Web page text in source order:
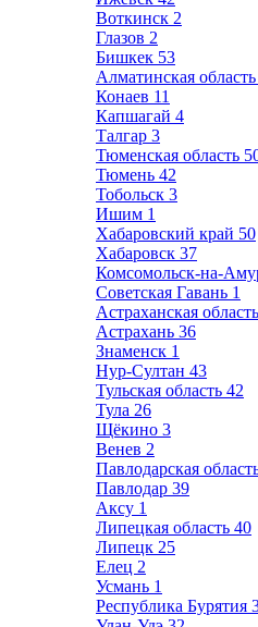
Воткинск 2
Глазов 2
Бишкек 53
Алматинская область
Конаев 11
Капшагай 4
Талгар 3
Тюменская область
Тюмень 42
Тобольск 3
Ишим 1
Хабаровский край 50
Хабаровск 37
Комсомольск-на-
Советская Гавань 1
Астраханская область
Астрахань 36
Знаменск 1
Нур-Султан 43
Тульская область 42
Тула 26
Щёкино 3
Венев 2
Павлодарская
Павлодар 39
Аксу 1
Липецкая область 40
Липецк 25
Елец 2
Усмань 1
Республика Бурятия